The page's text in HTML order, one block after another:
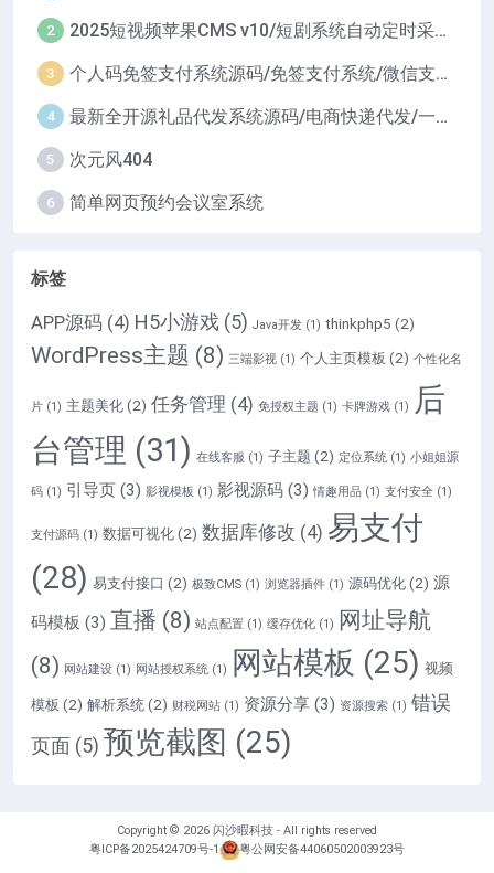
2 2025短视频苹果CMS v10/短剧系统自动定时采集H5移动端在线影视视频短剧源码小剧场短剧影视源码
3 个人码免签支付系统源码/免签支付系统/微信支付平台
4 最新全开源礼品代发系统源码/电商快递代发/一件代发系统
5 次元风404
6 简单网页预约会议室系统
标签
APP源码 (4) H5小游戏 (5) Java开发 (1) thinkphp5 (2)
WordPress主题 (8) 三端影视 (1) 个人主页模板 (2) 个性化名
片 (1) 主题美化 (2) 任务管理 (4) 免授权主题 (1) 卡牌游戏 (1)
后
台管理 (31) 在线客服 (1) 子主题 (2) 定位系统 (1) 小姐姐源
码 (1) 引导页 (3) 影视模板 (1) 影视源码 (3) 情趣用品 (1) 支付安全 (1)
支付源码 (1) 数据可视化 (2) 数据库修改 (4) 易支付
(28) 易支付接口 (2) 极致CMS (1) 浏览器插件 (1) 源码优化 (2) 源
码模板 (3) 直播 (8) 站点配置 (1) 缓存优化 (1)
网址导航
(8) 网站建设 (1) 网站授权系统 (1) 网站模板 (25) 视频
模板 (2) 解析系统 (2) 财税网站 (1) 资源分享 (3) 资源搜索 (1) 错误
页面 (5) 预览截图 (25)
Copyright © 2026 闪沙暇科技 - All rights reserved
粤ICP备2025424709号-1
粤公网安备44060502003923号